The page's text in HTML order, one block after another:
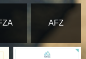
AFZ